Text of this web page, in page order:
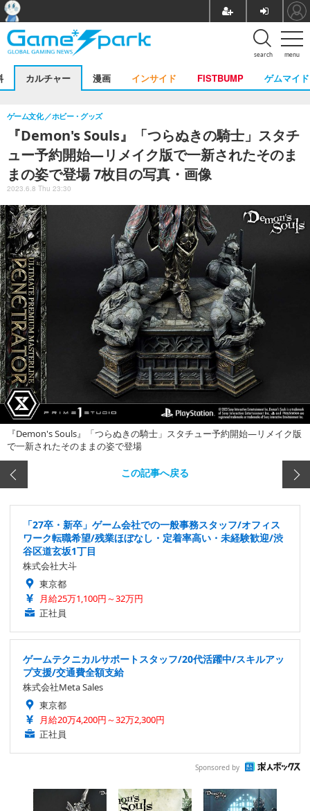
menu
search
カルチャー 漫画 インサイド FISTBUMP ゲムマイド
『Demon's Souls』「つらぬきの騎士」スタチ
ュー予約開始―リメイク版で一新されたそのま
まの姿で登場 7枚目の写真・画像
ゲーム文化 ホビー・グッズ
2023.6.8 Thu 23:30
『Demon's Souls』「つらぬきの騎士」スタチュー予約開始―リメイク版
で一新されたそのままの姿で登場
この記事へ戻る
「27卒・新卒」ゲーム会社での一般事務スタッフ/オフィス
ワーク転職希望/残業ほぼなし・定着率高い・未経験歓迎/渋
谷区道玄坂1丁目
株式会社大斗
東京都
月給25万1,100円～32万円
正社員
ゲームテクニカルサポートスタッフ/20代活躍中/スキルアッ
プ支援/交通費全額支給
株式会社Meta Sales
東京都
月給20万4,200円～32万2,300円
正社員
Sponsored by